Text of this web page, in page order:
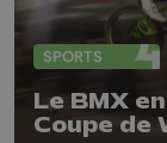
SPORTS
Le BMX
Coupe de